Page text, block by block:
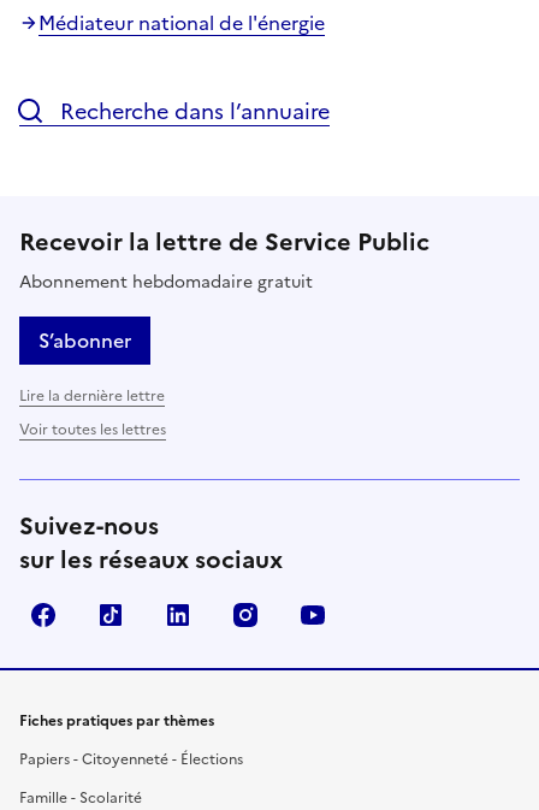
Médiateur national de l'énergie
Recherche dans l’annuaire
Recevoir la lettre de Service Public
Abonnement hebdomadaire gratuit
S’abonner
Lire la dernière lettre
Voir toutes les lettres
Suivez-nous
sur les réseaux sociaux
FacebookTikTok LinkedIn Instagram
Fiches pratiques par thèmes
Papiers - Citoyenneté - Élections
Famille - Scolarité